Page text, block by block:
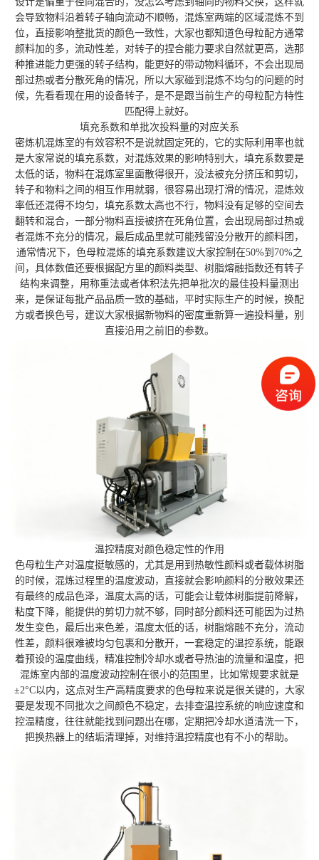
会导致物料沿着转子轴向流动不顺畅，混炼室两端的区域混炼不到
位，直接影响整批货的颜色一致性，大家也都知道色母粒配方通常
颜料加的多，流动性差，对转子的捏合能力要求自然就更高，选那
种推进能力更强的转子结构，能更好的带动物料循环，不会出现局
部过热或者分散死角的情况，所以大家碰到混炼不均匀的问题的时
候，先看看现在用的设备转子，是不是跟当前生产的母粒配方特性
匹配得上就好。
填充系数和单批次投料量的对应关系
密炼机混炼室的有效容积不是说就固定死的，它的实际利用率也就
是大家常说的填充系数，对混炼效果的影响特别大，填充系数要是
太低的话，物料在混炼室里面散得很开，没法被充分挤压和剪切，
转子和物料之间的相互作用就弱，很容易出现打滑的情况，混炼效
率低还混得不均匀，填充系数太高也不行，物料没有足够的空间去
翻转和混合，一部分物料直接被挤在死角位置，会出现局部过热或
者混炼不充分的情况，最后成品里就可能残留没分散开的颜料团，
通常情况下，色母粒混炼的填充系数建议大家控制在50%到70%之
间，具体数值还要根据配方里的颜料类型、树脂熔融指数还有转子
结构来调整，用称重法或者体积法先把单批次的最佳投料量测出
来，是保证每批产品品质一致的基础，平时实际生产的时候，换配
方或者换色号，建议大家根据新物料的密度重新算一遍投料量，别
直接沿用之前旧的参数。
温控精度对颜色稳定性的作用
色母粒生产对温度挺敏感的，尤其是用到热敏性颜料或者载体树脂
的时候，混炼过程里的温度波动，直接就会影响颜料的分散效果还
有最终的成品色泽，温度太高的话，可能会让载体树脂提前降解，
粘度下降，能提供的剪切力就不够，同时部分颜料还可能因为过热
发生变色，最后出来色差，温度太低的话，树脂熔融不充分，流动
性差，颜料很难被均匀包裹和分散开，一套稳定的温控系统，能跟
着预设的温度曲线，精准控制冷却水或者导热油的流量和温度，把
混炼室内部的温度波动控制在很小的范围里，比如常规要求就是
±2°C以内，这点对生产高精度要求的色母粒来说是很关键的，大家
要是发现不同批次之间颜色不稳定，去排查温控系统的响应速度和
控温精度，往往就能找到问题出在哪，定期把冷却水道清洗一下，
把换热器上的结垢清理掉，对维持温控精度也有不小的帮助。